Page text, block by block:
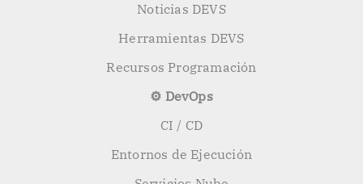
Noticias DEVS
Herramientas DEVS
Recursos Programación
⚙️ DevOps
CI / CD
Entornos de Ejecución